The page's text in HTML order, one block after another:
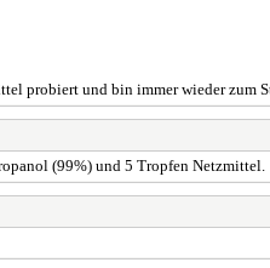
probiert und bin immer wieder zum
(99%) und 5 Tropfen Netzmittel.